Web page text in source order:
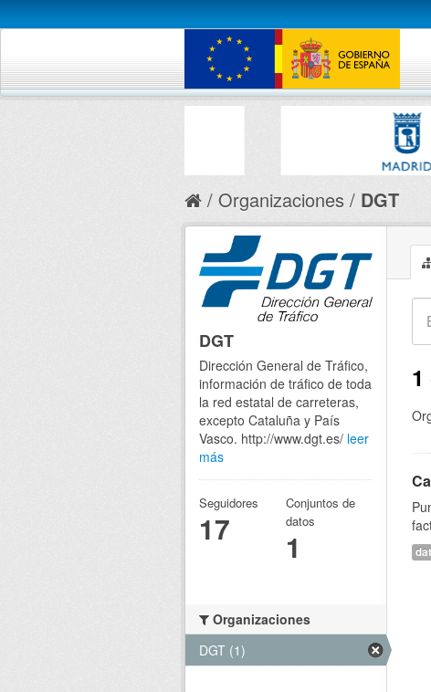
Organizaciones DGT
DGT
Dirección General de Tráfico,
información de tráfico de toda
la red estatal de carreteras,
excepto Cataluña y País
Vasco. http://www.dgt.es/ leer
más
Seguidores
17
Conjuntos de
datos
1
Organizaciones
DGT (1)